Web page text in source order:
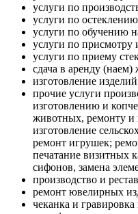
услуги по
услуги по
услуги по обучению
услуги по присмотру
услуги по приему
сдача в аренду
изготовление
прочие услуги
изготовлению и
животных, ремонту и
изготовление
ремонт игрушек;
печатание визитных
сифонов, замена
производство и
ремонт ювелирных
чеканка и